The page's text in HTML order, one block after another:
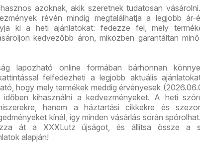
azoknak, akik szeretnek tudatosan
révén mindig megtalálhatja a legjobb ár-
ki a heti ajánlatokat: fedezze fel, mely
kedvezőbb áron, miközben garantáltan
lapozható online formában bárhonnan
felfedezheti a legjobb aktuális
hogy mely termékek meddig érvényesek
időben kihasználni a kedvezményeket. A heti
hanem a háztartási cikkekre és
kínál, így minden vásárlás során
át a XXXLutz újságot, és állítsa össze a
alapján!